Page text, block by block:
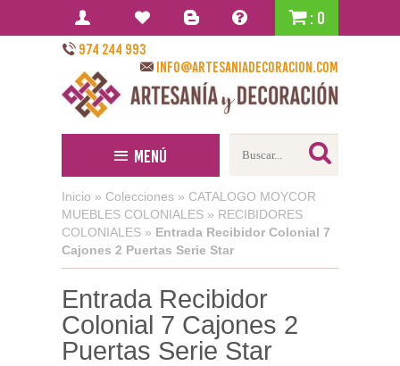
: 0
974 244 993
info@artesaniadecoracion.com
Menú
Inicio » Colecciones » CATALOGO MOYCOR
MUEBLES COLONIALES » RECIBIDORES
COLONIALES » Entrada Recibidor Colonial 7
Cajones 2 Puertas Serie Star
Entrada Recibidor
Colonial 7 Cajones 2
Puertas Serie Star